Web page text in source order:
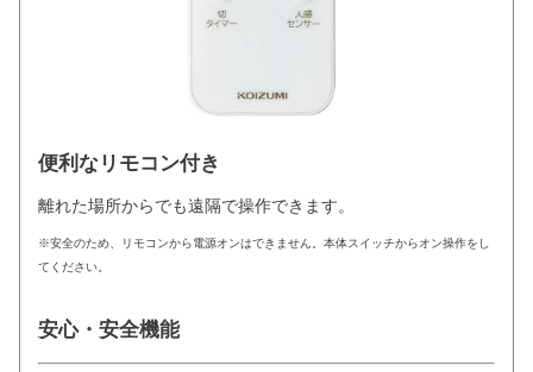
便利なリモコン付き
離れた場所からでも遠隔で操作できます。
※安全のため、リモコンから電源オンはできません。本体スイッチからオン操作をし
てください。
安心・安全機能